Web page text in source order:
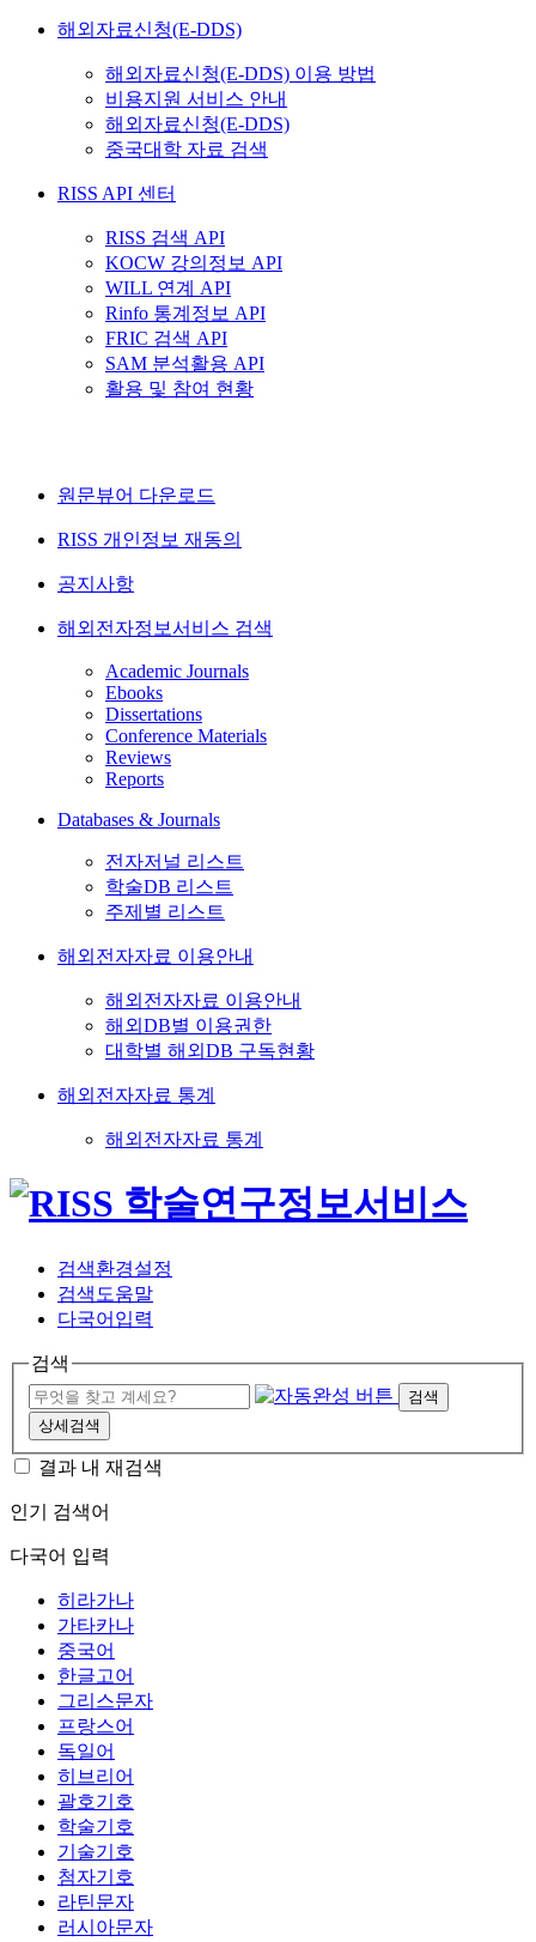
해외자료신청(E-DDS)
해외자료신청(E-DDS) 이용 방법
비용지원 서비스 안내
해외자료신청(E-DDS)
중국대학 자료 검색
RISS API 센터
RISS 검색 API
KOCW 강의정보 API
WILL 연계 API
Rinfo 통계정보 API
FRIC 검색 API
SAM 분석활용 API
활용 및 참여 현황
원문뷰어 다운로드
RISS 개인정보 재동의
공지사항
해외전자정보서비스 검색
Academic Journals
Ebooks
Dissertations
Conference Materials
Reviews
Reports
Databases & Journals
전자저널 리스트
학술DB 리스트
주제별 리스트
해외전자자료 이용안내
해외전자자료 이용안내
해외DB별 이용권한
대학별 해외DB 구독현황
해외전자자료 통계
해외전자자료 통계
검색환경설정
검색도움말
다국어입력
검색
검색
상세검색
결과 내 재검색
인기 검색어
다국어 입력
히라가나
가타카나
중국어
한글고어
그리스문자
프랑스어
독일어
히브리어
괄호기호
학술기호
기술기호
첨자기호
라틴문자
러시아문자